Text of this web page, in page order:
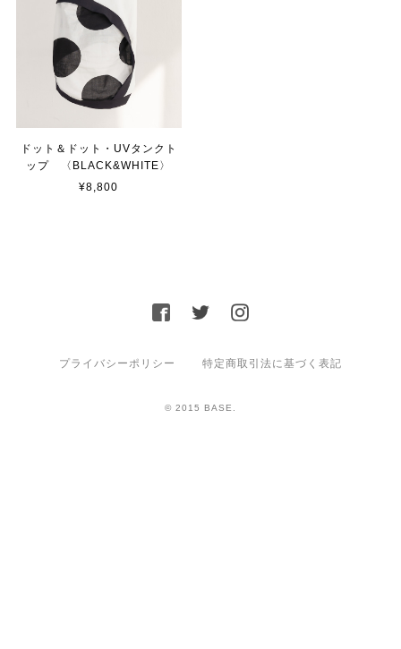
ドット＆ドット・UVタンクト
ップ 〈BLACK&WHITE〉
¥8,800
プライバシーポリシー 特定商取引法に基づく表記
© 2015 BASE.